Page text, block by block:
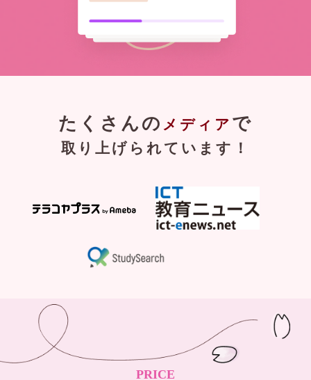
たくさんの メディア で
取り上げられています！
PRICE